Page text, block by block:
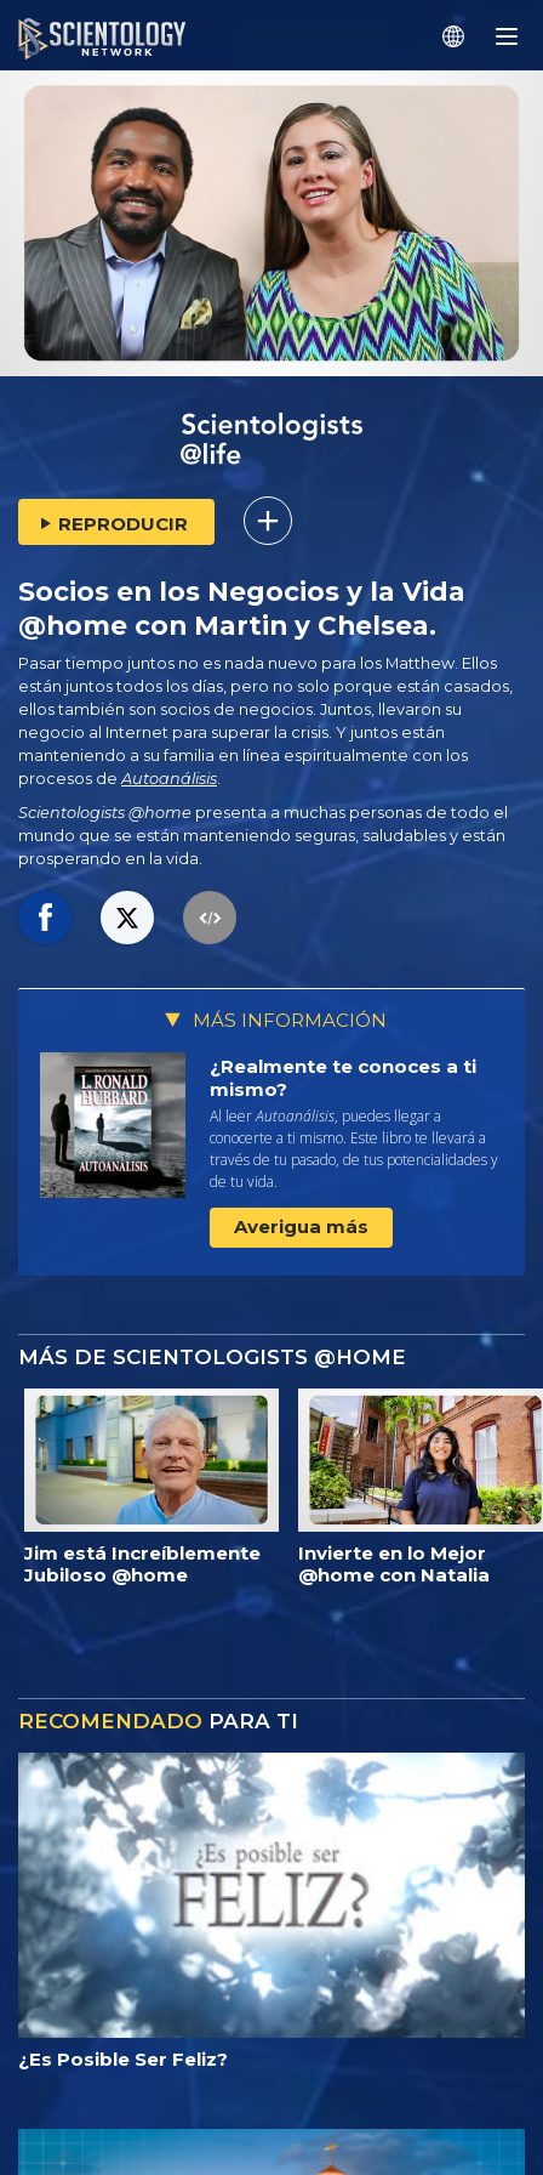
REPRODUCIR
Socios en los Negocios y la Vida
@home con Martin y Chelsea.
Pasar tiempo juntos no es nada nuevo para los Matthew. Ellos
están juntos todos los días, pero no solo porque están casados,
ellos también son socios de negocios. Juntos, llevaron su
negocio al Internet para superar la crisis. Y juntos están
manteniendo a su familia en línea espiritualmente con los
procesos de Autoanálisis
Scientologists @home presenta a muchas personas de todo el
mundo que se están manteniendo seguras, saludables y están
prosperando en la vida.
MÁS INFORMACIÓN
¿Realmente te conoces a ti
mismo?
Al leerAutoanálisis, puedes llegar a
conocerte a ti mismo. Este libro te llevará a
través de tu pasado, de tus potencialidades y
de tu vida.
Averigua más
MÁS DE SCIENTOLOGISTS @HOME
Jim está Increíblemente
Jubiloso @home
Invierte en lo Mejor
@home con Natalia
RECOMENDADO PARA TI
¿Es Posible Ser Feliz?